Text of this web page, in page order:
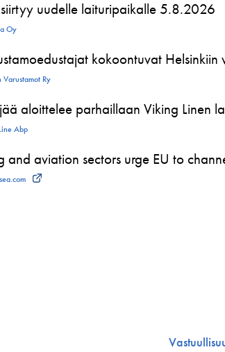
uudelle laituripaikalle 5.8.2026
Oy
kokoontuvat Helsinkiin
Ry
aloittelee parhaillaan Viking Linen
Abp
and aviation sectors urge EU to